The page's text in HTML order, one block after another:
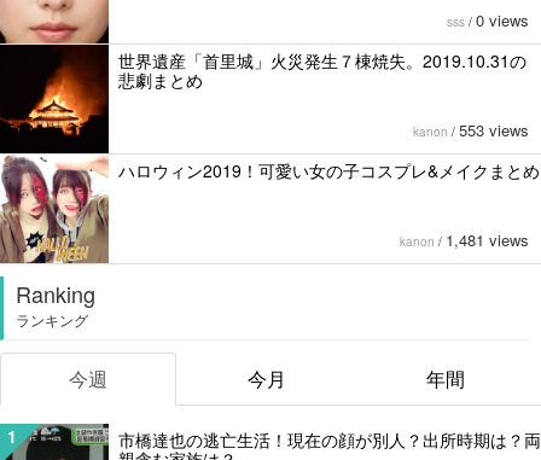
sss / 0 views
世界遺産「首里城」火災発生７棟焼失。2019.10.31の
悲劇まとめ
kanon / 553 views
ハロウィン2019！可愛い女の子コスプレ&メイクまとめ
kanon / 1,481 views
Ranking
ランキング
今週 今月 年間
1
市橋達也の逃亡生活！現在の顔が別人？出所時期は？両